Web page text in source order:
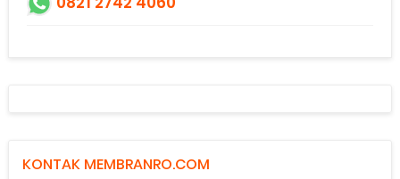
KONTAK MEMBRANRO.COM